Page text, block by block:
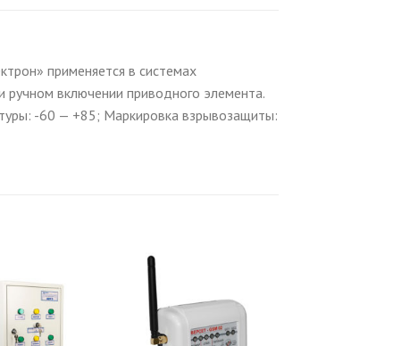
применяется в системах
включении приводного элемента.
-60 — +85; Маркировка взрывозащиты: